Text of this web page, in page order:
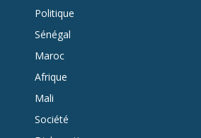
Politique
Sénégal
Maroc
Afrique
Mali
Société